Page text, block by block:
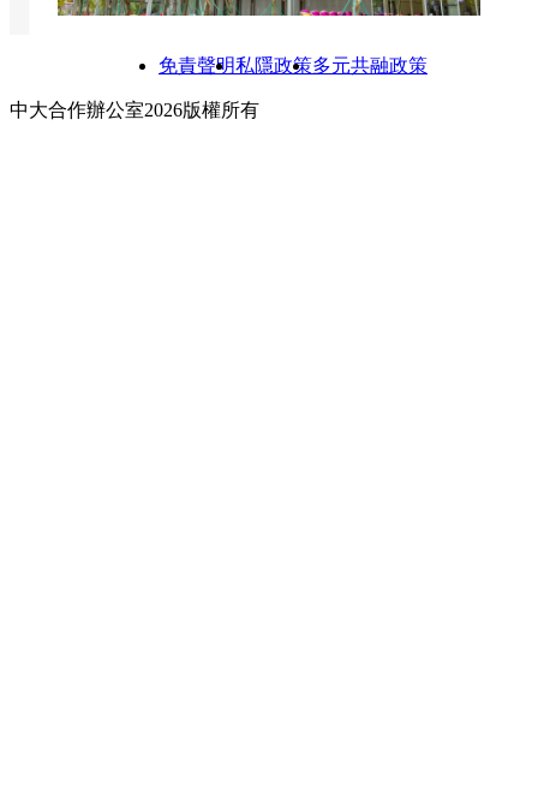
免責聲明私隱政策多元共融政策
中大合作辦公室2026版權所有